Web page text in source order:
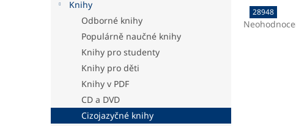
e
l
Knihy
Odborné knihy
Populárně naučné knihy
Knihy pro studenty
Knihy pro děti
Knihy v PDF
CD a DVD
Cizojazyčné knihy
28948
Průměrné